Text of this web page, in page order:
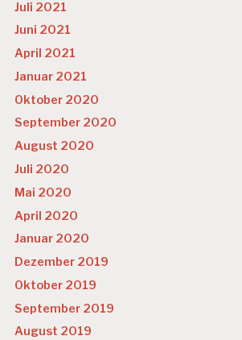
L
T
R
Juli 2021
Juni 2021
April 2021
Januar 2021
Oktober 2020
September 2020
August 2020
Juli 2020
Mai 2020
April 2020
Januar 2020
Dezember 2019
Oktober 2019
September 2019
August 2019